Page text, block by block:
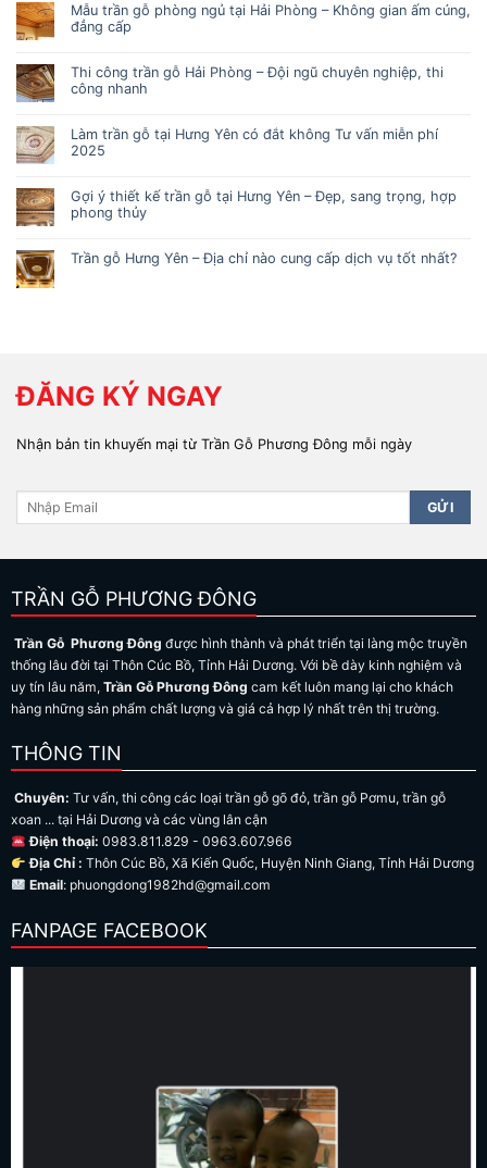
Mẫu trần gỗ phòng ngủ tại Hải Phòng – Không gian ấm cúng,
đẳng cấp
Thi công trần gỗ Hải Phòng – Đội ngũ chuyên nghiệp, thi
công nhanh
Làm trần gỗ tại Hưng Yên có đắt không Tư vấn miễn phí
2025
Gợi ý thiết kế trần gỗ tại Hưng Yên – Đẹp, sang trọng, hợp
phong thủy
Trần gỗ Hưng Yên – Địa chỉ nào cung cấp dịch vụ tốt nhất?
ĐĂNG KÝ NGAY
Nhận bản tin khuyến mại từ Trần Gỗ Phương Đông mỗi ngày
TRẦN GỖ PHƯƠNG ĐÔNG
Trần Gỗ Phương Đông được hình thành và phát triển tại làng mộc truyền
thống lâu đời tại Thôn Cúc Bồ, Tỉnh Hải Dương. Với bề dày kinh nghiệm và
uy tín lâu năm, Trần Gỗ Phương Đông cam kết luôn mang lại cho khách
hàng những sản phẩm chất lượng và giá cả hợp lý nhất trên thị trường.
THÔNG TIN
Chuyên: Tư vấn, thi công các loại trần gỗ gõ đỏ, trần gỗ Pơmu, trần gỗ
xoan ... tại Hải Dương và các vùng lân cận
Điện thoại: 0983.811.829 - 0963.607.966
Địa Chỉ : Thôn Cúc Bồ, Xã Kiến Quốc, Huyện Ninh Giang, Tỉnh Hải Dương
Email: phuongdong1982hd@gmail.com
FANPAGE FACEBOOK